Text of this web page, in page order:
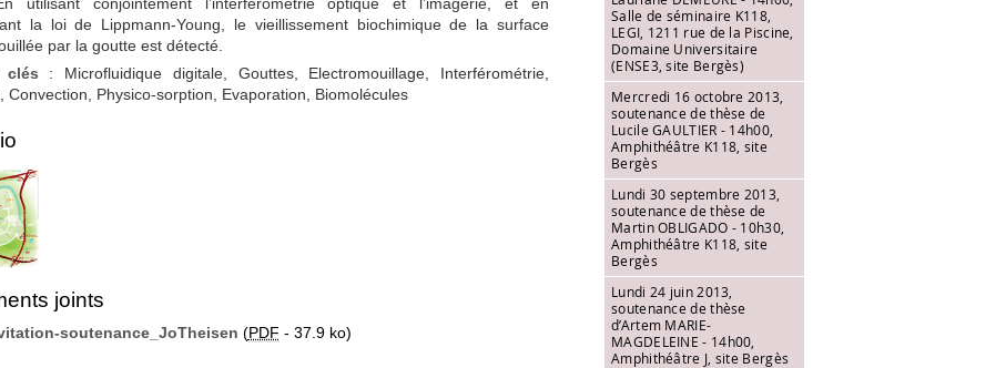
la loi de Lippmann-Young, le vieillissement biochimique de la surface
par la goutte est détecté.
clés : Microfluidique digitale, Gouttes, Electromouillage, Interférométrie,
Convection, Physico-sorption, Evaporation, Biomolécules
joints
soutenance_JoTheisen (PDF - 37.9 ko)
Salle de séminaire K118,
LEGI, 1211 rue de la Piscine,
Domaine Universitaire
(ENSE3, site Bergès)
Mercredi 16 octobre 2013,
soutenance de thèse de
Lucile GAULTIER - 14h00,
Amphithéâtre K118, site
Bergès
Lundi 30 septembre 2013,
soutenance de thèse de
Martin OBLIGADO - 10h30,
Amphithéâtre K118, site
Bergès
Lundi 24 juin 2013,
soutenance de thèse
d’Artem MARIE-
MAGDELEINE - 14h00,
Amphithéâtre J, site Bergès